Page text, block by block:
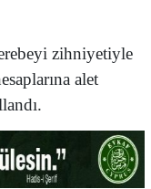
zihniyetiyle
alet